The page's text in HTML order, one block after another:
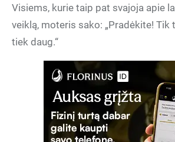
Visiems, kurie taip pat svajoja apie
veiklą, moteris sako: „Pradėkite! Tik
tiek daug.“